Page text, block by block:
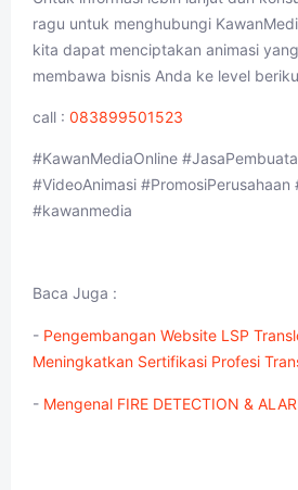
ragu untuk menghubungi
kita dapat menciptakan animasi
membawa bisnis Anda ke level
call : 083899501523
#KawanMediaOnline
#VideoAnimasi #PromosiPerusahaan
#kawanmedia
Baca Juga :
- Pengembangan Website LSP
Meningkatkan Sertifikasi Profesi
- Mengenal FIRE DETECTION &